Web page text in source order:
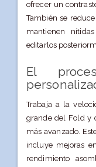
ofrecer un
También se
mantienen
editarlos
El
Trabaja a la
grande del Fold y
más avanzado.
incluye mejoras
rendimiento